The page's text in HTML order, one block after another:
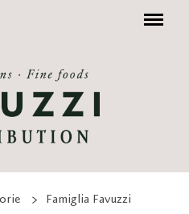
Menu
Famiglia Favuzzi